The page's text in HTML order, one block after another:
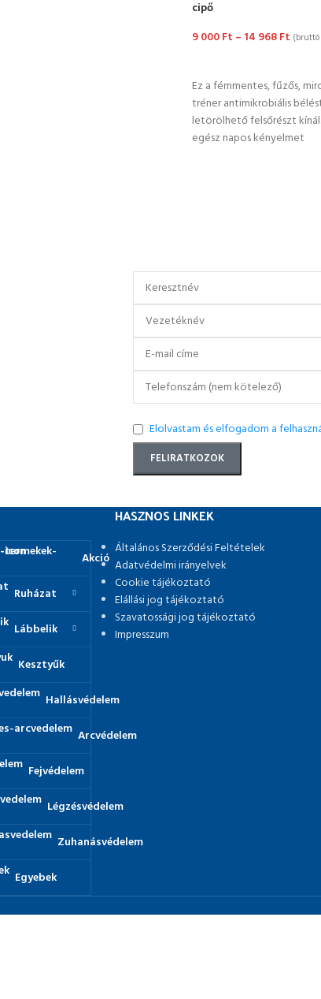
cipő
9 000Ft – 14 968Ft (bruttó
Ez a fémmentes, fűzős,
tréner antimikrobiális
letörölhető felsőrészt
egész napos kényelmet
Elolvastam és elfogadom a
Akció
Ruházat
Lábbelik
Kesztyűk
Hallásvédelem
Arcvédelem
Fejvédelem
Légzésvédelem
Zuhanásvédelem
Egyebek
HASZNOS LINKEK
Általános Szerződési Feltételek
Adatvédelmi irányelvek
Cookie tájékoztató
Elállási jog tájékoztató
Szavatossági jog tájékoztató
Impresszum